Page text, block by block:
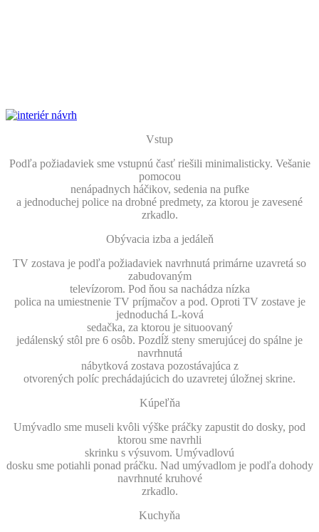
Vstup
Podľa požiadaviek sme vstupnú časť riešili minimalisticky. Vešanie
pomocou
nenápadnych háčikov, sedenia na pufke
a jednoduchej police na drobné predmety, za ktorou je zavesené
zrkadlo.
Obývacia izba a jedáleň
TV zostava je podľa požiadaviek navrhnutá primárne uzavretá so
zabudovaným
televízorom. Pod ňou sa nachádza nízka
polica na umiestnenie TV príjmačov a pod. Oproti TV zostave je
jednoduchá L-ková
sedačka, za ktorou je situoovaný
jedálenský stôl pre 6 osôb. Pozdĺž steny smerujúcej do spálne je
navrhnutá
nábytková zostava pozostávajúca z
otvorených políc prechádajúcich do uzavretej úložnej skrine.
Kúpeľňa
Umývadlo sme museli kvôli výške práčky zapustit do dosky, pod
ktorou sme navrhli
skrinku s výsuvom. Umývadlovú
dosku sme potiahli ponad práčku. Nad umývadlom je podľa dohody
navrhnuté kruhové
zrkadlo.
Kuchyňa